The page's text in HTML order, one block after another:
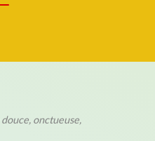
onctueuse,